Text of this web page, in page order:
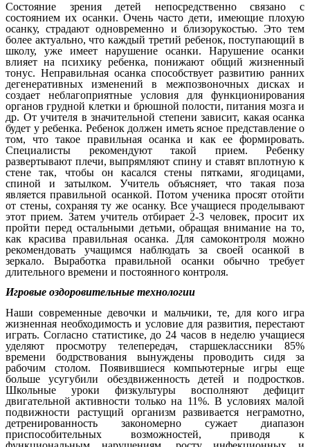
Состояние зрения детей непосредственно связано с
состоянием их осанки. Очень часто дети, имеющие плохую
осанку, страдают одновременно и близорукостью. Это тем
более актуально, что каждый третий ребенок, поступающий в
школу, уже имеет нарушение осанки. Нарушение осанки
влияет на психику ребенка, понижают общий жизненный
тонус. Неправильная осанка способствует развитию ранних
дегенеративных изменений в межпозвоночных дисках и
создает неблагоприятные условия для функционирования
органов грудной клетки и брюшной полости, питания мозга и
др. От учителя в значительной степени зависит, какая осанка
будет у ребенка. Ребенок должен иметь ясное представление о
том, что такое правильная осанка и как ее формировать.
Специалисты рекомендуют такой прием. Ребенку
развертывают плечи, выпрямляют спину и ставят вплотную к
стене так, чтобы он касался стены пятками, ягодицами,
спиной и затылком. Учитель объясняет, что такая поза
является правильной осанкой. Потом ученика просят отойти
от стены, сохраняя ту же осанку. Все учащиеся проделывают
этот прием. Затем учитель отбирает 2-3 человек, просит их
пройти перед остальными детьми, обращая внимание на то,
как красива правильная осанка. Для самоконтроля можно
рекомендовать учащимся наблюдать за своей осанкой в
зеркало. Выработка правильной осанки обычно требует
длительного времени и постоянного контроля.
Игровые оздоровительные технологии
Наши современные девочки и мальчики, те, для кого игра
жизненная необходимость и условие для развития, перестают
играть. Согласно статистике, до 24 часов в неделю учащиеся
уделяют просмотру телепередач, старшеклассники 85%
времени бодрствования вынуждены проводить сидя за
рабочим столом. Появившиеся компьютерные игры еще
больше усугубили обездвиженность детей и подростков.
Школьные уроки физкультуры восполняют дефицит
двигательной активности только на 11%. В условиях малой
подвижности растущий организм развивается неграмотно,
детренированность закономерно сужает диапазон
приспособительных возможностей, приводя к